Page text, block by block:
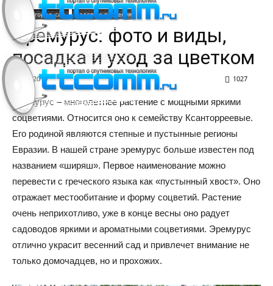
Дом, огород, сад Садовые растения
Эремурус: фото и виды,
посадка и уход за цветком
08.07.2019 1027
Эремурус – многолетнее растение с мощными яркими
соцветиями. Относится оно к семейству Ксанторреевые.
Его родиной являются степные и пустынные регионы
Евразии. В нашей стране эремурус больше известен под
названием «ширяш». Первое наименование можно
перевести с греческого языка как «пустынный хвост». Оно
отражает местообитание и форму соцветий. Растение
очень неприхотливо, уже в конце весны оно радует
садоводов яркими и ароматными соцветиями. Эремурус
отлично украсит весенний сад и привлечет внимание не
только домочадцев, но и прохожих.